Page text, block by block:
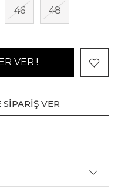
46 48
VER !
VER